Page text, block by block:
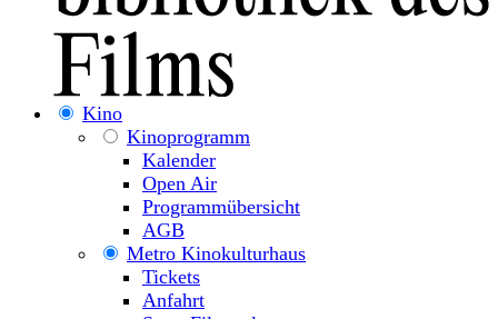
Kino
Kinoprogramm
Kalender
Open Air
Programmübersicht
AGB
Metro Kinokulturhaus
Tickets
Anfahrt